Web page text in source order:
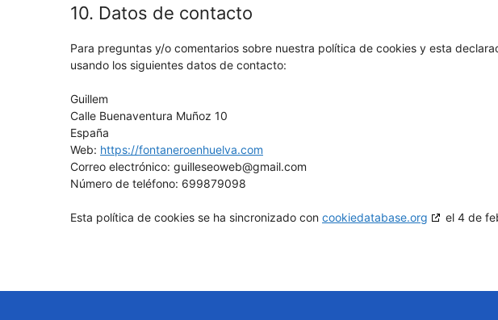
10. Datos de contacto
Para preguntas y/o comentarios sobre nuestra política de cookies y esta
usando los siguientes datos de contacto:
Guillem
Calle Buenaventura Muñoz 10
España
Web: https://fontaneroenhuelva.com
Correo electrónico: guilleseoweb@gmail.com
Número de teléfono: 699879098
Esta política de cookies se ha sincronizado con cookiedatabase.org el 4 de